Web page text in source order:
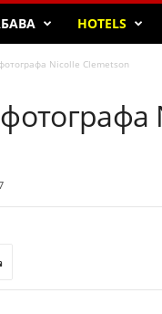
HOTELS
Nicolle Clemetson